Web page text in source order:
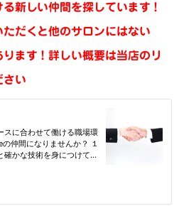
新しい仲間を探しています！
だくと他のサロンにはない
ります！詳しい概要は当店のリ
さい